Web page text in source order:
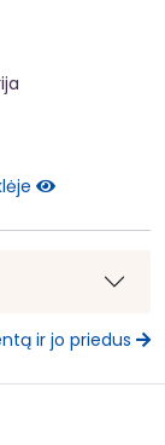
ir jo priedus